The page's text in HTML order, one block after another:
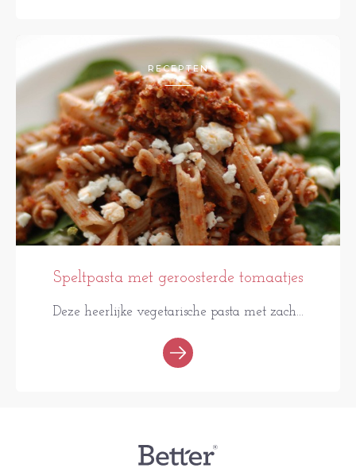
RECEPTEN
Speltpasta met geroosterde tomaatjes
Deze heerlijke vegetarische pasta met zach...